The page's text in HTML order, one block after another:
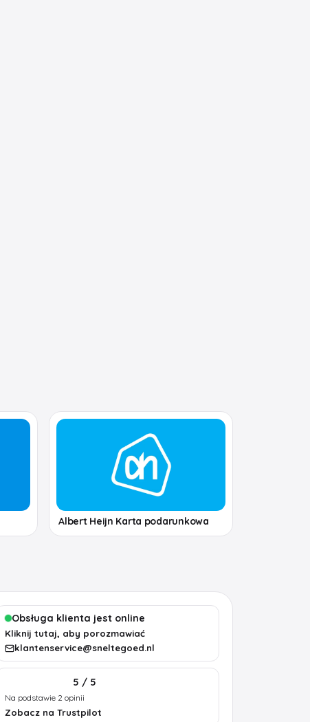
Albert Heijn Karta podarunkowa
Obsługa klienta jest online
Kliknij tutaj, aby porozmawiać
klantenservice@sneltegoed.nl
5 / 5
Na podstawie 2 opinii
Zobacz na Trustpilot